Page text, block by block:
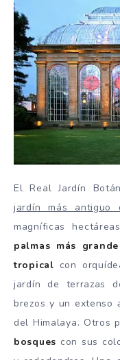
El Real Jardín
jardín más antiguo
magníficas
palmas más
tropical con
jardín de terrazas
brezos y un extenso
del Himalaya. Otros
bosques con sus